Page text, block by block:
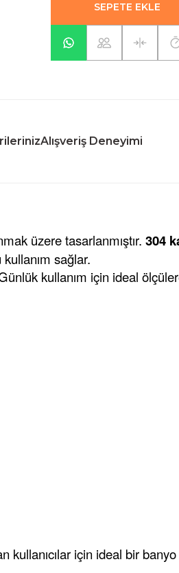
SEPETE EKLE
Alışveriş Deneyimi
üzere tasarlanmıştır. 304
sağlar.
kullanım için ideal
kullanıcılar için ideal bir banyo